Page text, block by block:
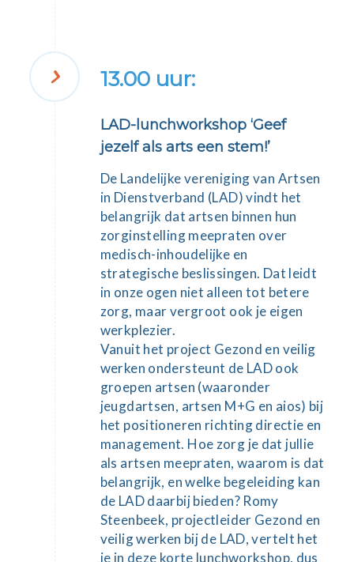
13.00 uur:
LAD-lunchworkshop ‘Geef
jezelf als arts een stem!’
De Landelijke vereniging van Artsen
in Dienstverband (LAD) vindt het
belangrijk dat artsen binnen hun
zorginstelling meepraten over
medisch-inhoudelijke en
strategische beslissingen. Dat leidt
in onze ogen niet alleen tot betere
zorg, maar vergroot ook je eigen
werkplezier.
Vanuit het project Gezond en veilig
werken ondersteunt de LAD ook
groepen artsen (waaronder
jeugdartsen, artsen M+G en aios) bij
het positioneren richting directie en
management. Hoe zorg je dat jullie
als artsen meepraten, waarom is dat
belangrijk, en welke begeleiding kan
de LAD daarbij bieden? Romy
Steenbeek, projectleider Gezond en
veilig werken bij de LAD, vertelt het
je in deze korte lunchworkshop, dus